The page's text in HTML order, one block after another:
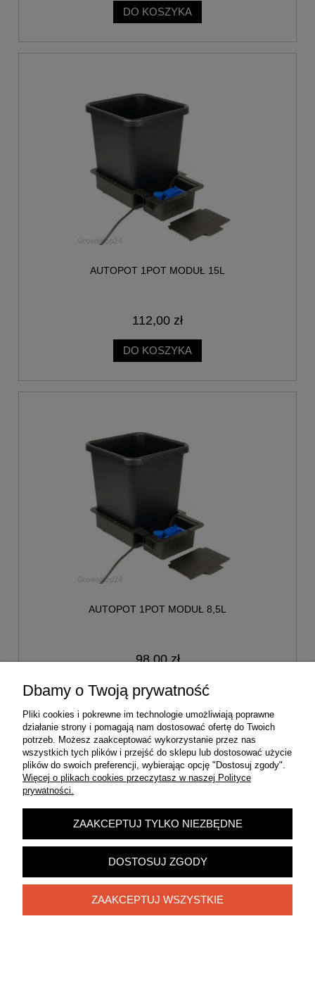
DO KOSZYKA
AUTOPOT 1POT MODUŁ 15L
112,00 zł
DO KOSZYKA
AUTOPOT 1POT MODUŁ 8,5L
98,00 zł
DO KOSZYKA
Dbamy o Twoją prywatność
Pliki cookies i pokrewne im technologie umożliwiają poprawne
działanie strony i pomagają nam dostosować ofertę do Twoich
potrzeb. Możesz zaakceptować wykorzystanie przez nas
wszystkich tych plików i przejść do sklepu lub dostosować użycie
plików do swoich preferencji, wybierając opcję "Dostosuj zgody".
Więcej o plikach cookies przeczytasz w naszej Polityce
prywatności.
ZAAKCEPTUJ TYLKO NIEZBĘDNE
DOSTOSUJ ZGODY
ZAAKCEPTUJ WSZYSTKIE